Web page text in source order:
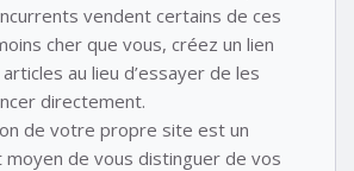
vendent certains de ces
cher que vous, créez un lien
au lieu d’essayer de les
directement.
de votre propre site est un
moyen de vous distinguer de vos